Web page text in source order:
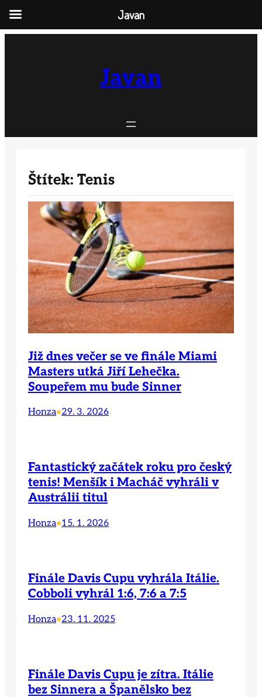
Javan
Štítek: Tenis
Již dnes večer se ve finále Miami
Masters utká Jiří Lehečka.
Soupeřem mu bude Sinner
Honza•29. 3. 2026
Fantastický začátek roku pro český
tenis! Menšík i Macháč vyhráli v
Austrálii titul
Honza•15. 1. 2026
Finále Davis Cupu vyhrála Itálie.
Cobboli vyhrál 1:6, 7:6 a 7:5
Honza•23. 11. 2025
Finále Davis Cupu je zítra. Itálie
bez Sinnera a Španělsko bez
Javan